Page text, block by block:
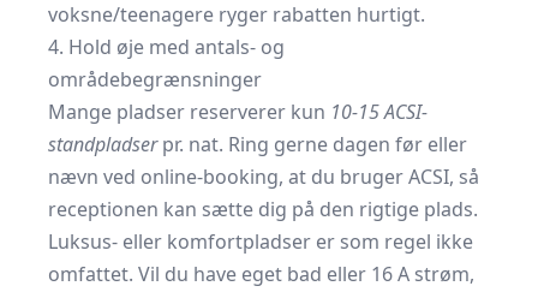
voksne/teenagere ryger rabatten hurtigt.
4. Hold øje med antals- og
områdebegrænsninger
Mange pladser reserverer kun 10-15 ACSI-
standpladserpr. nat. Ring gerne dagen før eller
nævn ved online-booking, at du bruger ACSI, så
receptionen kan sætte dig på den rigtige plads.
Luksus- eller komfortpladser er som regel ikke
omfattet. Vil du have eget bad eller 16 A strøm,